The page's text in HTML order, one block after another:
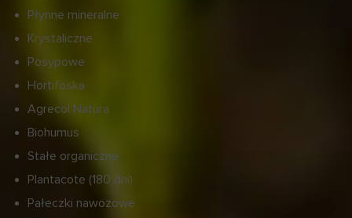
Płynne mineralne
Krystaliczne
Posypowe
Hortifoska
Agrecol Natura
Biohumus
Stałe organiczne
Plantacote (180 dni)
Pałeczki nawozowe